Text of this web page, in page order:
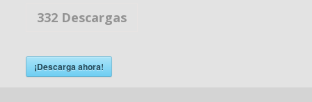
332Descargas
¡Descarga ahora!